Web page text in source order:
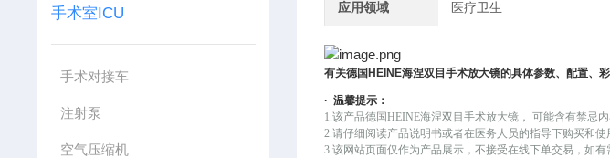
手术室ICU
手术对接车
注射泵
空气压缩机
应用领域 医疗卫生
有关德国 HEINE海涅双目手术放大镜的具体参数、配置、
·温馨提示：
1.该产品德国HEINE海涅双目手术放大镜 ， 可能含有禁忌
2.请仔细阅读产品说明书或者在医务人员的指导下购买和使
3.该网站页面仅作为产品展示，不接受在线下单交易，如有